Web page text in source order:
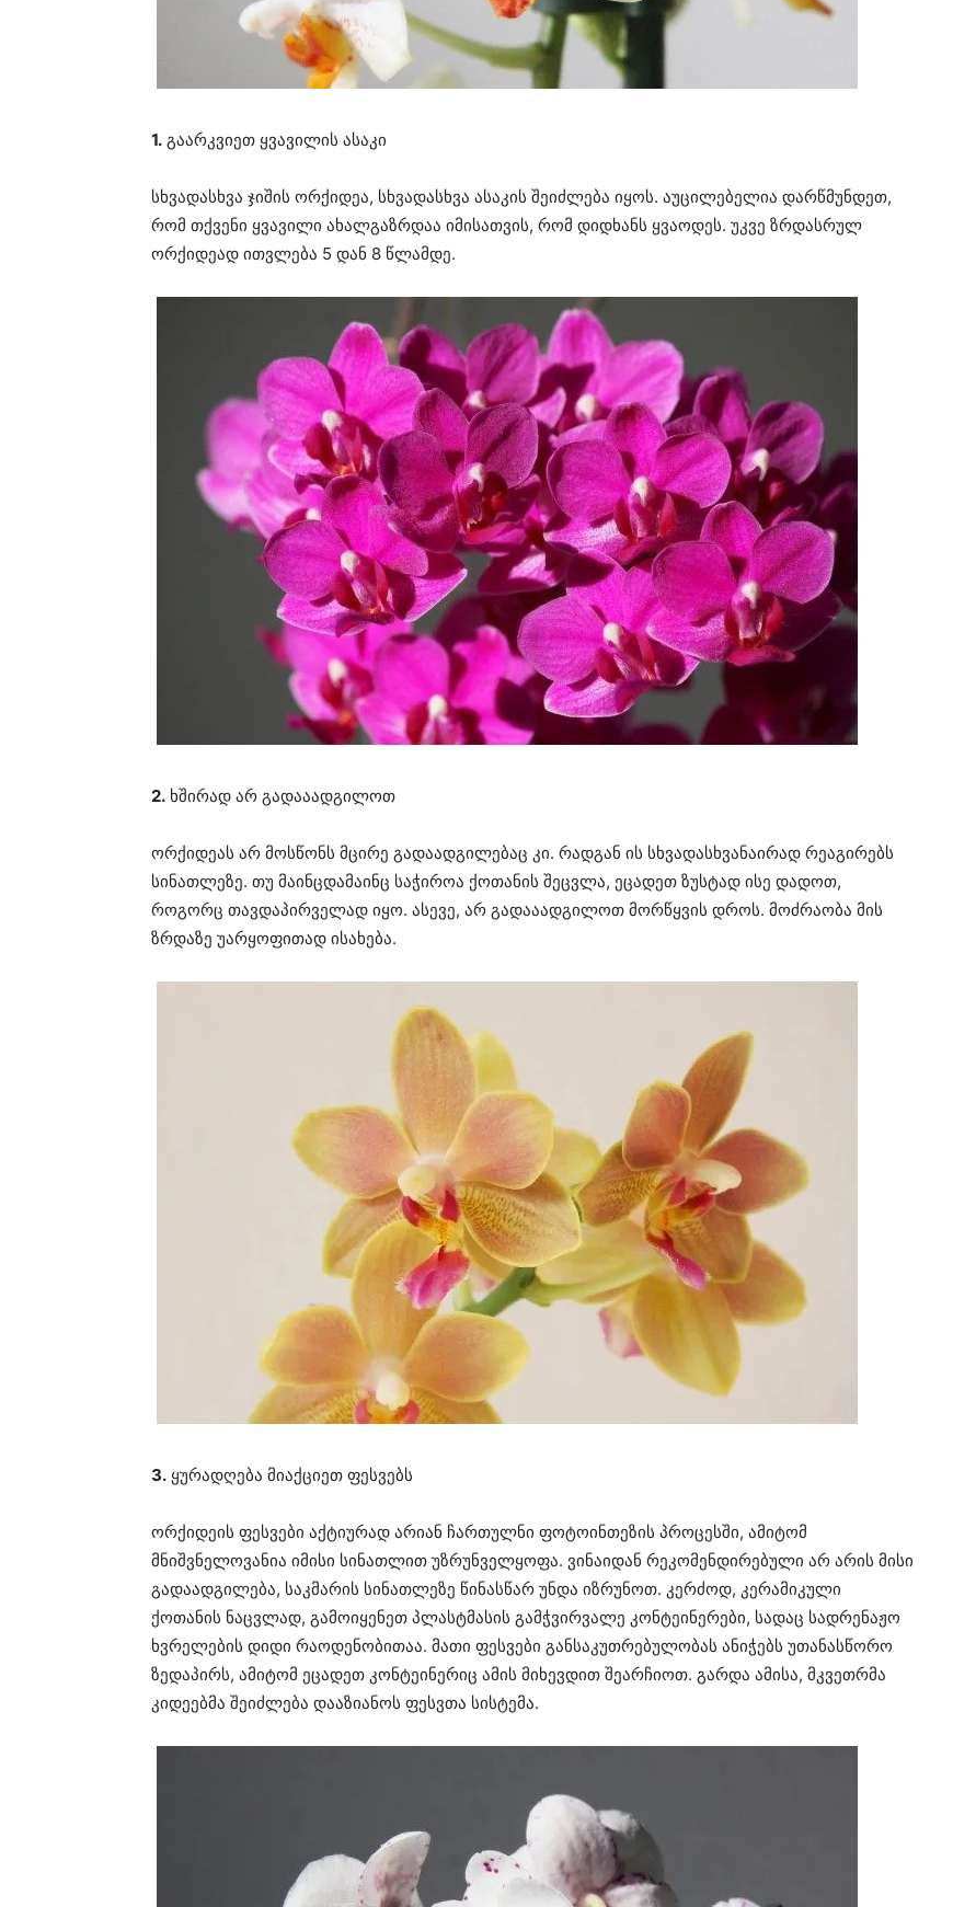
1. გაარკვიეთ ყვავილის ასაკი
სხვადასხვა ჯიშის ორქიდეა, სხვადასხვა ასაკის შეიძლება იყოს. აუცილებელია დარწმუნდეთ,
რომ თქვენი ყვავილი ახალგაზრდაა იმისათვის, რომ დიდხანს ყვაოდეს. უკვე ზრდასრულ
ორქიდეად ითვლება 5 დან 8 წლამდე.
2. ხშირად არ გადააადგილოთ
ორქიდეას არ მოსწონს მცირე გადაადგილებაც კი. რადგან ის სხვადასხვანაირად რეაგირებს
სინათლეზე. თუ მაინცდამაინც საჭიროა ქოთანის შეცვლა, ეცადეთ ზუსტად ისე დადოთ,
როგორც თავდაპირველად იყო. ასევე, არ გადააადგილოთ მორწყვის დროს. მოძრაობა მის
ზრდაზე უარყოფითად ისახება.
3. ყურადღება მიაქციეთ ფესვებს
ორქიდეის ფესვები აქტიურად არიან ჩართულნი ფოტოინთეზის პროცესში, ამიტომ
მნიშვნელოვანია იმისი სინათლით უზრუნველყოფა. ვინაიდან რეკომენდირებული არ არის მისი
გადაადგილება, საკმარის სინათლეზე წინასწარ უნდა იზრუნოთ. კერძოდ, კერამიკული
ქოთანის ნაცვლად, გამოიყენეთ პლასტმასის გამჭვირვალე კონტეინერები, სადაც სადრენაჟო
ხვრელების დიდი რაოდენობითაა. მათი ფესვები განსაკუთრებულობას ანიჭებს უთანასწორო
ზედაპირს, ამიტომ ეცადეთ კონტეინერიც ამის მიხევდით შეარჩიოთ. გარდა ამისა, მკვეთრმა
კიდეებმა შეიძლება დააზიანოს ფესვთა სისტემა.